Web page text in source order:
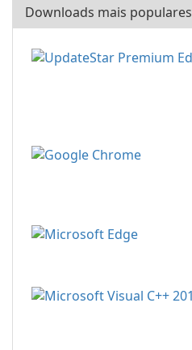
Downloads mais populares